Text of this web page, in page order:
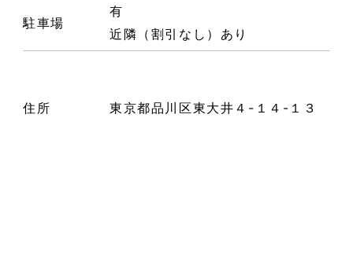
駐車場
有
近隣（割引なし）あり
住所 東京都品川区東大井４-１４-１３